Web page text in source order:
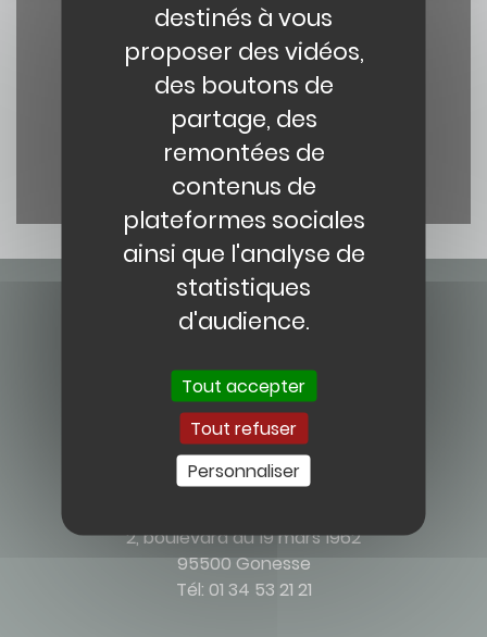
YouTube est désactivé. Autoriser
Contact
2, boulevard du 19 mars 1962
95500 Gonesse
Tél: 01 34 53 21 21
destinés à vous
proposer des vidéos,
des boutons de
partage, des
remontées de
contenus de
plateformes sociales
ainsi que l'analyse de
statistiques
d'audience.
Tout accepter
Tout refuser
Personnaliser